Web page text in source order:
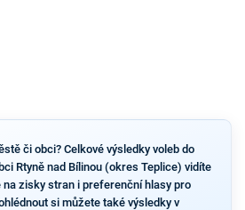
či obci? Celkové výsledky voleb do
Rtyně nad Bílinou (okres Teplice) vidíte
na zisky stran i preferenční hlasy pro
si můžete také výsledky v